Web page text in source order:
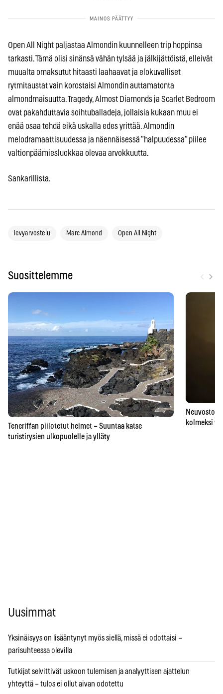
Open All Night paljastaa Almondin kuunnelleen trip hoppinsa
tarkasti. Tämä olisi sinänsä vähän tylsää ja jälkijättöistä, elleivät
muualta omaksutut hitaasti laahaavat ja elokuvalliset
rytmitaustat vain korostaisi Almondin auttamatonta
almondmaisuutta. Tragedy, Almost Diamonds ja Scarlet Bedroom
ovat pakahduttavia soihtuballadeja, jollaisia kukaan muu ei
enää osaa tehdä eikä uskalla edes yrittää. Almondin
melodramaattisuudessa ja näennäisessä ”halpuudessa” piilee
valtionpäämiesluokkaa olevaa arvokkuutta.
Sankarillista.
levyarvostelu Marc Almond Open All Night
Suosittelemme ›
Teneriffan piilotetut helmet – Suuntaa katse
turistirysien ulkopuolelle ja ylläty
kolmeksi
Uusimmat
Yksinäisyys on lisääntynyt myös siellä, missä ei odottaisi –
parisuhteessa olevilla
Tutkijat selvittivät uskoon tulemisen ja analyyttisen ajattelun
yhteyttä – tulos ei ollut aivan odotettu